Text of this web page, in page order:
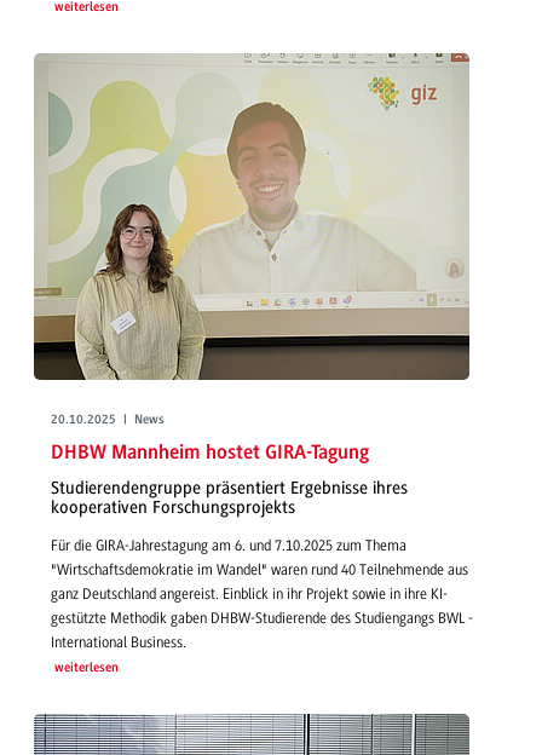
weiterlesen
20.10.2025 | News
DHBW Mannheim hostet GIRA-Tagung
Studierendengruppe präsentiert Ergebnisse ihres
kooperativen Forschungsprojekts
Für die GIRA-Jahrestagung am 6. und 7.10.2025 zum Thema
"Wirtschaftsdemokratie im Wandel" waren rund 40 Teilnehmende aus
ganz Deutschland angereist. Einblick in ihr Projekt sowie in ihre KI-
gestützte Methodik gaben DHBW-Studierende des Studiengangs BWL -
International Business.
weiterlesen